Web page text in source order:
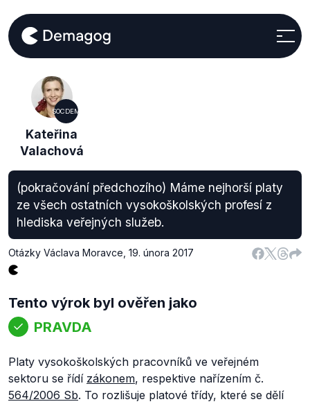
SOCDEM
Kateřina
Valachová
(pokračování předchozího) Máme nejhorší platy
ze všech ostatních vysokoškolských profesí z
hlediska veřejných služeb.
Otázky Václava Moravce 19. února 2017
Tento výrok byl ověřen jako
PRAVDA
Platy vysokoškolských pracovníků ve veřejném
sektoru se řídí zákonem, respektive nařízením č.
564/2006 Sb. To rozlišuje platové třídy, které se dělí